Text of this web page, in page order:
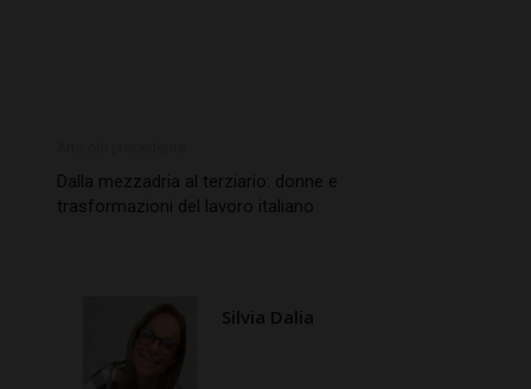
Dalla mezzadria al terziario: donne e
trasformazioni del lavoro italiano
Silvia Dalia